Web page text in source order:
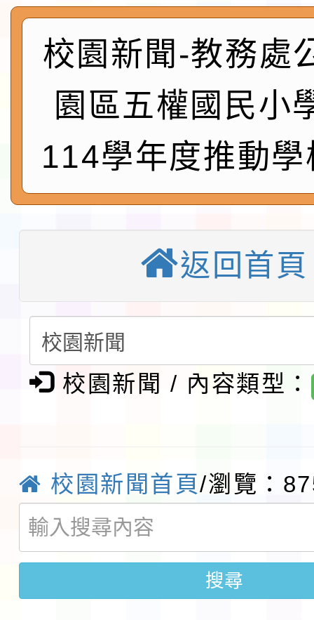
實施要點各1份
115年食農教育專業人
程
函轉國家通訊傳播委員
鎮韌性（防空）演習－
速演練執行計畫」
「115年金融知識線上
本校115學年度第1學
第3次招考代課鐘點教
告(不再辦理後續甄選)
檢送「桃園市115學年
程安排一案
「桃園市補助參觀特色
展演活動實施計畫」
請一案
教育部校安中心白海豚
報
淨零綠領人才培育課程
檢送桃園市115學年度
實施要點各1份
程
函轉國家通訊傳播委員
鎮韌性（防空）演習－
速演練執行計畫」
「115年金融知識線上
法」
本校115學年度第1學
第3次招考代課鐘點教
檢送「桃園市115學年
校園新聞-教務處
園區五權國民小
114學年度推動
返回首頁
校園新聞 / 內容類型：
校園新聞首頁/瀏覽：
搜尋